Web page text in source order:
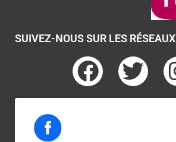
SUIVEZ-NOUS SUR LES RÉSEAUX
F
a
T
w